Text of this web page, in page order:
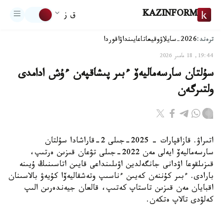
KAZINFORM ق ز
ترەند:2026-سايلاۋ وقيعاتاعايىنداۋاقوردا
19:44, 18 مامىر 2026
سۇلتان سارسەماليەۆ ءبىر پىشاقپەن ءۇش ادامدى
ولتىرگەن
اتىراۋ. قازاقپارات - 2025-جىلى 2-قاراشادا سۇلتان
سارسەماليەۆ ايەلى مەن 2022-جىلى تۋعان قىزىن ەرتىپ،
قىزىلقوعا اۋدانى جانگەلدين اۋىلىنداعى قايىن اتاسىنىڭ ۇيىنە
بارادى. ءبىر كۇننەن كەيىن ءناسىپ وتەشقاليەۆا كۇيەۋ بالاسىنان
اقبايان مەن قىزىن تاستاپ كەتىپ، قالعان جيەندەرىن الىپ
كەلۋدى تالاپ ەتكەن.